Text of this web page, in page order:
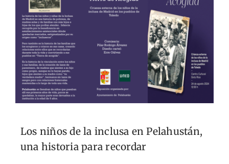
Los niños de la inclusa en Pelahustán,
una historia para recordar